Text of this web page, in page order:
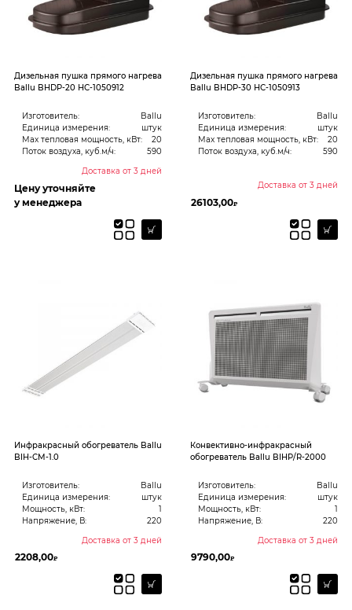
Дизельная пушка прямого нагрева
Ballu BHDP-20 НС-1050912
Изготовитель:
Ballu
Единица измерения:
штук
Max тепловая мощность, кВт:
20
Поток воздуха, куб.м/ч:
590
Доставка от 3 дней
Цену уточняйте
у менеджера
Дизельная пушка прямого нагрева
Ballu BHDP-30 НС-1050913
Изготовитель:
Ballu
Единица измерения:
штук
Max тепловая мощность, кВт:
20
Поток воздуха, куб.м/ч:
590
Доставка от 3 дней
26103,00₽
Инфракрасный обогреватель Ballu
BIH-CM-1.0
Изготовитель:
Ballu
Единица измерения:
штук
Мощность, кВт:
1
Напряжение, В:
220
Доставка от 3 дней
2208,00₽
Конвективно-инфракрасный
обогреватель Ballu BIHP/R-2000
Изготовитель:
Ballu
Единица измерения:
штук
Мощность, кВт:
1
Напряжение, В:
220
Доставка от 3 дней
9790,00₽